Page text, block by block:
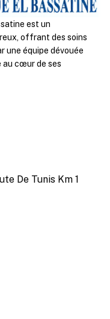
est un
offrant des soins
une équipe dévouée
au cœur de ses
De Tunis Km 1